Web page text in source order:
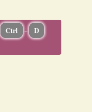
Ctrl + D